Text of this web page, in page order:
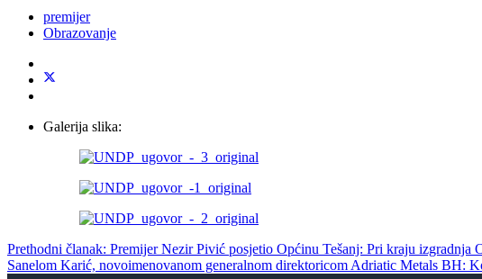
premijer
Obrazovanje
Galerija slika:
Prethodni članak: Premijer Nezir Pivić posjetio Općinu Tešanj: Pri kraju
Sanelom Karić, novoimenovanom generalnom direktoricom Adriatic Metals BH: